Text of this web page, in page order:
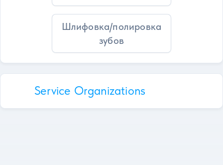
Шлифовка/полировка
зубов
Service Organizations